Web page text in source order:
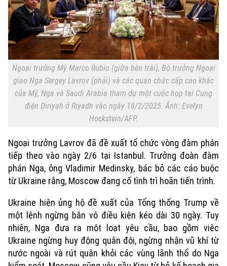
Ngoại trưởng Mỹ Marco Rubio (giữa bên trái), Bộ trưởng Ngoại
giao Nga Sergey Lavrov (phải) và các quan chức cấp cao khác
của Mỹ, Nga và Saudi Arabia tham dự một cuộc họp tại Cung
điện Diriyah ở Riyadh vào ngày 18/2/2025. Ảnh: Evelyn
Hockstein/AFP.
Ngoại trưởng Lavrov đã đề xuất tổ chức vòng đàm phán
tiếp theo vào ngày 2/6 tại Istanbul. Trưởng đoàn đàm
phán Nga, ông Vladimir Medinsky, bác bỏ các cáo buộc
từ Ukraine rằng, Moscow đang cố tình trì hoãn tiến trình.
Ukraine hiện ủng hộ đề xuất của Tổng thống Trump về
một lệnh ngừng bắn vô điều kiện kéo dài 30 ngày. Tuy
nhiên, Nga đưa ra một loạt yêu cầu, bao gồm việc
Ukraine ngừng huy động quân đội, ngừng nhận vũ khí từ
nước ngoài và rút quân khỏi các vùng lãnh thổ do Nga